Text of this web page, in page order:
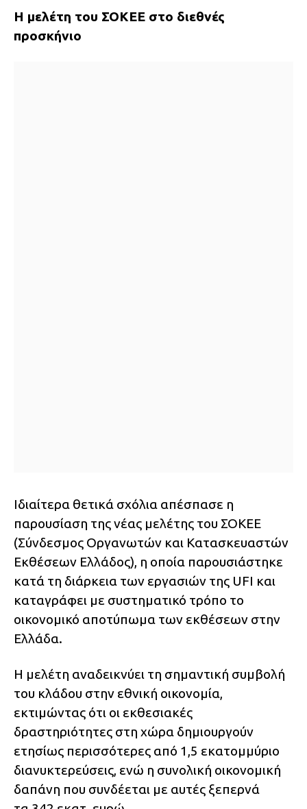
Η μελέτη του ΣΟΚΕΕ στο διεθνές
προσκήνιο
Ιδιαίτερα θετικά σχόλια απέσπασε η
παρουσίαση της νέας μελέτης του ΣΟΚΕΕ
(Σύνδεσμος Οργανωτών και Κατασκευαστών
Εκθέσεων Ελλάδος), η οποία παρουσιάστηκε
κατά τη διάρκεια των εργασιών της UFI και
καταγράφει με συστηματικό τρόπο το
οικονομικό αποτύπωμα των εκθέσεων στην
Ελλάδα.
Η μελέτη αναδεικνύει τη σημαντική συμβολή
του κλάδου στην εθνική οικονομία,
εκτιμώντας ότι οι εκθεσιακές
δραστηριότητες στη χώρα δημιουργούν
ετησίως περισσότερες από 1,5 εκατομμύριο
διανυκτερεύσεις, ενώ η συνολική οικονομική
δαπάνη που συνδέεται με αυτές ξεπερνά